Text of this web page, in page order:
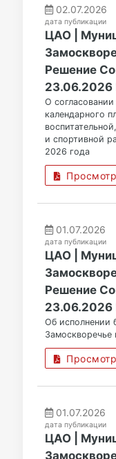
02.07.2026
дата публикации
ЦАО |
Решение
О
календарного
и спортивной
2026 года
Просмотр
01.07.2026
дата публикации
ЦАО |
Решение
Об исполнении
Просмотр
01.07.2026
дата публикации
ЦАО |